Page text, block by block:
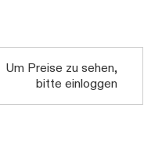
Um Preise zu sehen,
bitte einloggen
Daten werden geladen. Bitte warten...